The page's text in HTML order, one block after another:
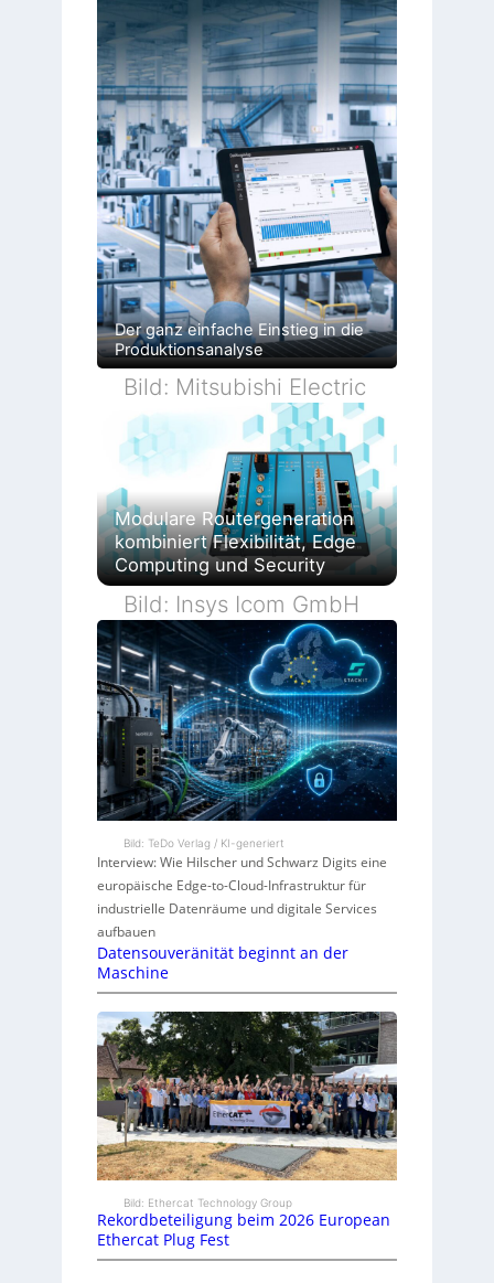
Der ganz einfache Einstieg in die
Produktionsanalyse
Bild: Mitsubishi Electric
Modulare Routergeneration
kombiniert Flexibilität, Edge
Computing und Security
Bild: Insys Icom GmbH
Bild: TeDo Verlag / KI-generiert
Interview: Wie Hilscher und Schwarz Digits eine
europäische Edge-to-Cloud-Infrastruktur für
industrielle Datenräume und digitale Services
aufbauen
Datensouveränität beginnt an der
Maschine
Bild: Ethercat Technology Group
Rekordbeteiligung beim 2026 European
Ethercat Plug Fest